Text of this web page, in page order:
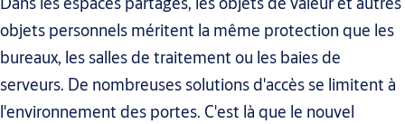
objets personnels méritent la même protection que les
bureaux, les salles de traitement ou les baies de
serveurs. De nombreuses solutions d'accès se limitent à
l'environnement des portes. C'est là que le nouvel